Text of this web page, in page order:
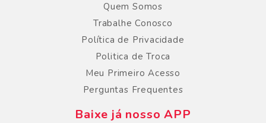
Quem Somos
Trabalhe Conosco
Política de Privacidade
Politica de Troca
Meu Primeiro Acesso
Perguntas Frequentes
Baixe já nosso APP